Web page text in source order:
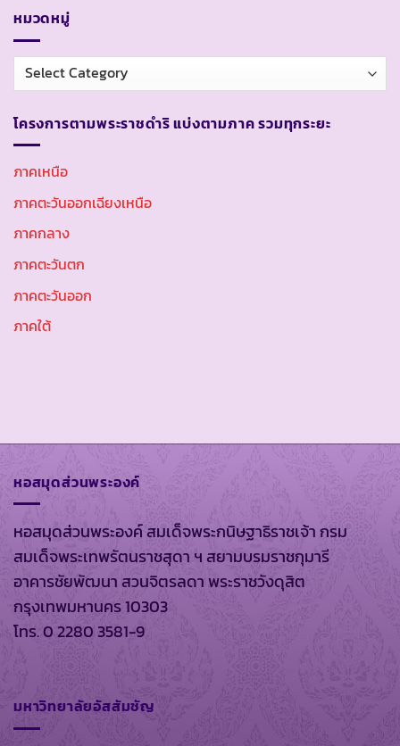
หมวดหมู่
หมวด
หมู่
โครงการตามพระราชดำริ แบ่งตามภาค รวมทุกระยะ
ภาคเหนือ
ภาคตะวันออกเฉียงเหนือ
ภาคกลาง
ภาคตะวันตก
ภาคตะวันออก
ภาคใต้
หอสมุดส่วนพระองค์
หอสมุดส่วนพระองค์ สมเด็จพระกนิษฐาธิราชเจ้า กรม
สมเด็จพระเทพรัตนราชสุดา ฯ สยามบรมราชกุมารี
อาคารชัยพัฒนา สวนจิตรลดา พระราชวังดุสิต
กรุงเทพมหานคร 10303
โทร. 0 2280 3581-9
มหาวิทยาลัยอัสสัมชัญ